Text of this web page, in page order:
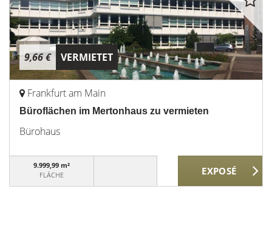
9,66 € VERMIETET
Frankfurt am Main
Büroflächen im Mertonhaus zu vermieten
Bürohaus
9.999,99 m²
FLÄCHE